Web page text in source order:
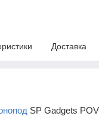
Доставка
SP Gadgets